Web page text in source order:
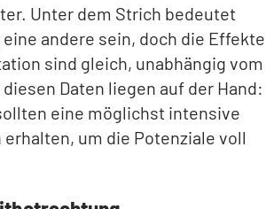
Unter dem Strich bedeutet
andere sein, doch die Effekte
sind gleich, unabhängig vom
Daten liegen auf der Hand:
eine möglichst intensive
um die Potenziale voll